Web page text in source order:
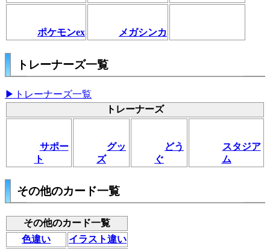
ポケモンex メガシンカ
トレーナーズ一覧
▶トレーナーズ一覧
トレーナーズ
サポー
ト
グッ
ズ
どう
ぐ
スタジア
ム
その他のカード一覧
その他のカード一覧
色違い
イラスト違い